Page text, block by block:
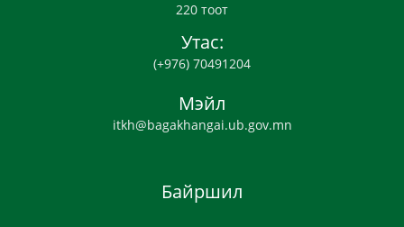
220 тоот
Утас:
(+976) 70491204
Мэйл
itkh@bagakhangai.ub.gov.mn
Байршил